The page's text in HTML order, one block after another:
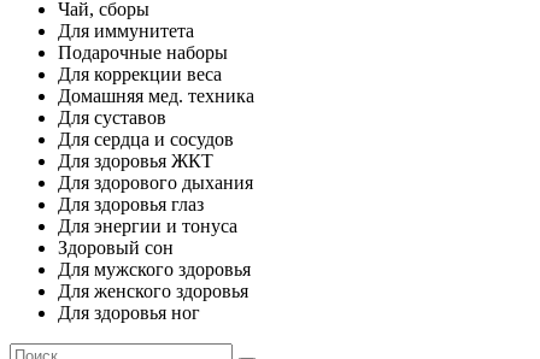
Чай, сборы
Для иммунитета
Подарочные наборы
Для коррекции веса
Домашняя мед. техника
Для суставов
Для сердца и сосудов
Для здоровья ЖКТ
Для здорового дыхания
Для здоровья глаз
Для энергии и тонуса
Здоровый сон
Для мужского здоровья
Для женского здоровья
Для здоровья ног